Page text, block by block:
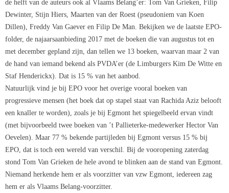
de helft van de auteurs ook al Vlaams Belang’er: Tom Van Grieken, Filip
Dewinter, Stijn Hiers, Maarten van der Roest (pseudoniem van Koen
Dillen), Freddy Van Gaever en Filip De Man. Bekijken we de laatste EPO-
folder, de najaarsaanbieding 2017 met de boeken die van augustus tot en
met december gepland zijn, dan tellen we 13 boeken, waarvan maar 2 van
de hand van iemand bekend als PVDA’er (de Limburgers Kim De Witte en
Staf Henderickx). Dat is 15 % van het aanbod.
Natuurlijk vind je bij EPO voor het overige vooral boeken van
progressieve mensen (het boek dat op stapel staat van Rachida Aziz belooft
een knaller te worden), zoals je bij Egmont het spiegelbeeld ervan vindt
(met bijvoorbeeld twee boeken van ’t Pallieterke-medewerker Hector Van
Oevelen). Maar 77 % bekende partijleden bij Egmont versus 15 % bij
EPO, dat is toch een wereld van verschil. Bij de vooropening zaterdag
stond Tom Van Grieken de hele avond te blinken aan de stand van Egmont.
Niemand herkende hem er als voorzitter van vzw Egmont, iedereen zag
hem er als Vlaams Belang-voorzitter.